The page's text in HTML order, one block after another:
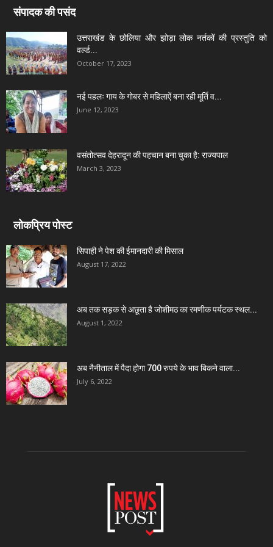
संपादक की पसंद
उत्तराखंड के छोलिया और झोड़ा लोक नर्तकों की प्रस्तुति को
वर्ल्ड...
October 17, 2023
नई पहलः गाय के गोबर से महिलाऐं बना रही मूर्ति व...
June 12, 2023
वसंतोत्सव देहरादून की पहचान बना चुका है: राज्यपाल
March 3, 2023
लोकप्रिय पोस्ट
सिपाही ने पेश की ईमानदारी की मिसाल
August 17, 2022
अब तक सड़क से अछूता है जोशीमठ का रमणीक पर्यटक स्थल...
August 1, 2022
अब नैनीताल में पैदा होगा 700 रुपये के भाव बिकने वाला...
July 6, 2022